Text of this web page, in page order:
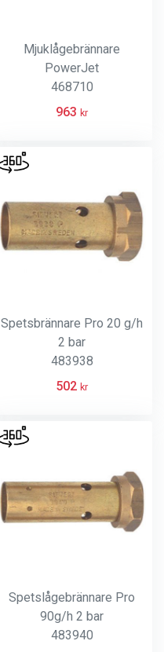
Mjuklågebrännare
PowerJet
468710
963 kr
Spetsbrännare Pro 20 g/h
2 bar
483938
502 kr
Spetslågebrännare Pro
90g/h 2 bar
483940